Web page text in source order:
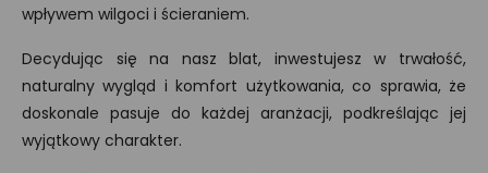
wpływem wilgoci i ścieraniem.
Decydując się na nasz blat, inwestujesz w trwałość,
naturalny wygląd i komfort użytkowania, co sprawia, że
doskonale pasuje do każdej aranżacji, podkreślając jej
wyjątkowy charakter.